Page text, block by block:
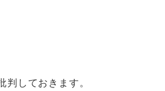
しておきます。